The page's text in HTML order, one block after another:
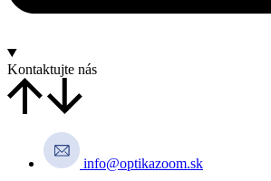
Kontaktujte nás
info@optikazoom.sk